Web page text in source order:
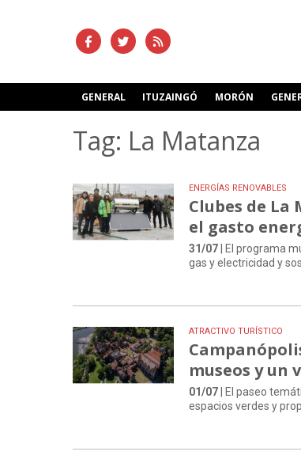
GENERAL ITUZAINGÓ MORÓN
Tag: La Matanza
ENERGÍAS RENOVABLES
Clubes de
el gasto
31/07 | El programa
gas y electricidad y
ATRACTIVO TURÍSTICO
museos y un
01/07 | El paseo
espacios verdes y